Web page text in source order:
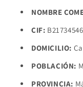
NOMBRE
CIF: B21734546
DOMICILIO:
POBLACIÓN:
PROVINCIA: